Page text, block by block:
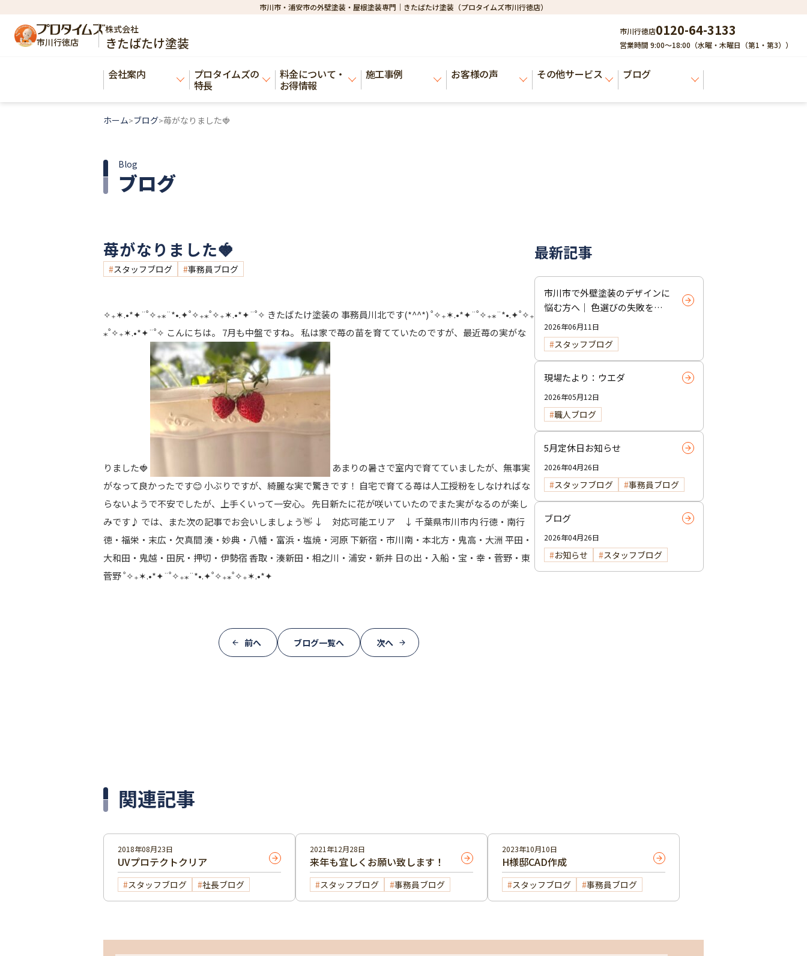
市川市・浦安市の外壁塗装・屋根塗装専門｜きたばたけ塗装（プロタイムズ市川行徳店）
市川行徳店
株式会社
きたばたけ塗装
市川行徳店0120-64-3133
営業時間 9:00～18:00（水曜・木曜日（第1・第3））
会社案内 プロタイムズの
特長
料金について・
お得情報
施工事例 お客様の声 その他サービス ブログ
ホーム>ブログ>苺がなりました🍓
ブログ
Blog
苺がなりました🍓
スタッフブログ 事務員ブログ
✧₊✶.•*✦¨˚✧₊⁎¨*•.✦˚✧₊⁎˚✧₊✶.•*✦¨˚✧ きたばたけ塗装の 事務員川北です(*^^*) ˚✧₊✶.•*✦¨˚✧₊⁎¨*•.✦˚✧₊
⁎˚✧₊✶.•*✦¨˚✧ こんにちは。 7月も中盤ですね。 私は家で苺の苗を育てていたのですが、最近苺の実がな
りました🍓
あまりの暑さで室内で育てていましたが、無事実
がなって良かったです😊 小ぶりですが、綺麗な実で驚きです！ 自宅で育てる苺は人工授粉をしなければな
らないようで不安でしたが、上手くいって一安心。 先日新たに花が咲いていたのでまた実がなるのが楽し
みです♪ では、また次の記事でお会いしましょう👋 ↓ 対応可能エリア ↓ 千葉県市川市内 行徳・南行
徳・福栄・末広・欠真間 湊・妙典・八幡・富浜・塩焼・河原 下新宿・市川南・本北方・鬼高・大洲 平田・
大和田・鬼越・田尻・押切・伊勢宿 香取・湊新田・相之川・浦安・新井 日の出・入船・宝・幸・菅野・東
菅野 ˚✧₊✶.•*✦¨˚✧₊⁎¨*•.✦˚✧₊⁎˚✧₊✶.•*✦
前へ ブログ一覧へ 次へ
最新記事
市川市で外壁塗装のデザインに
悩む方へ｜ 色選びの失敗を防
ぐポイント
2026年06月11日
スタッフブログ
現場たより：ウエダ
2026年05月12日
職人ブログ
5月定休日お知らせ
2026年04月26日
スタッフブログ 事務員ブログ
ブログ
2026年04月26日
お知らせ スタッフブログ
関連記事
2018年08月23日
UVプロテクトクリア
スタッフブログ 社長ブログ
2021年12月28日
来年も宜しくお願い致します！
スタッフブログ 事務員ブログ
2023年10月10日
H様邸CAD作成
スタッフブログ 事務員ブログ